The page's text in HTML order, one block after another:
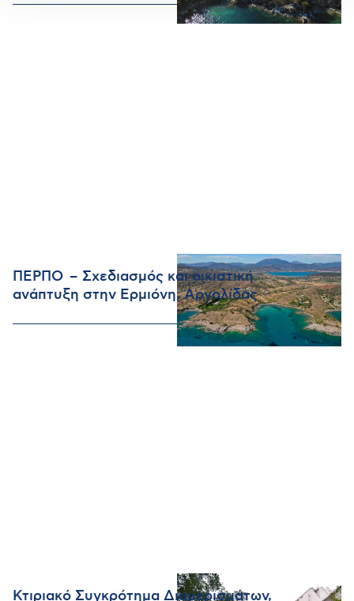
ΠΕΡΠΟ – Σχεδιασμός και οικιστική
ανάπτυξη στην Ερμιόνη, Αργολίδας
Κτιριακό Συγκρότημα Διαμερισμάτων,